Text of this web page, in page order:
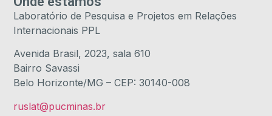
Laboratório de Pesquisa e Projetos em Relações
Internacionais PPL
Avenida Brasil, 2023, sala 610
Bairro Savassi
Belo Horizonte/MG – CEP: 30140-008
ruslat@pucminas.br